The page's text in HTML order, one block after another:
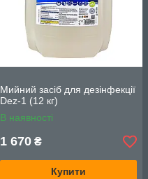
Мийний засіб для дезінфекції
Dez-1 (12 кг)
В наявності
1 670 ₴
Купити